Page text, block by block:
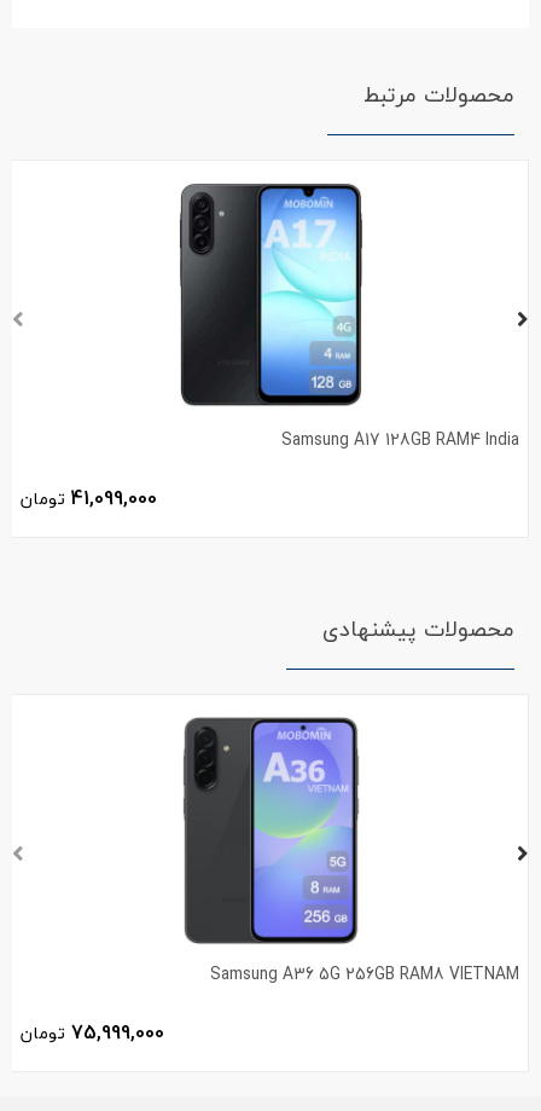
محصولات مرتبط
Samsung A17 128GB RAM4 India
41,099,000 تومان
محصولات پیشنهادی
Samsung A36 5G 256GB RAM8 VIETNAM
75,999,000 تومان